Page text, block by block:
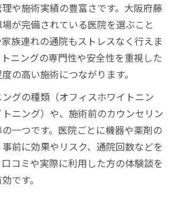
や施術実績の豊富さです。大阪府藤
が完備されている医院を選ぶこと
族連れの通院もストレスなく行えま
ニングの専門性や安全性を重視した
の高い施術につながります。
グの種類（オフィスホワイトニン
ニング）や、施術前のカウンセリン
一つです。医院ごとに機器や薬剤の
前に効果やリスク、通院回数などを
コミや実際に利用した方の体験談を
です。